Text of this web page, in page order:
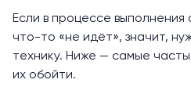
Если в процессе выполнения
что-то «не идёт», значит,
технику. Ниже — самые
их обойти.